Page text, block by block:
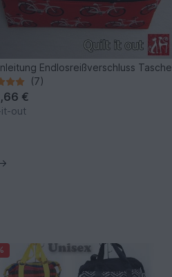
Endlosreißverschluss Tasche
(7)
€
it-out